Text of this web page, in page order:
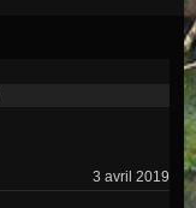
3 avril 2019